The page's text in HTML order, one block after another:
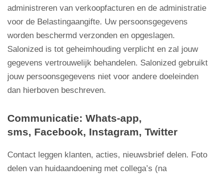
administreren van verkoopfacturen en de administratie
voor de Belastingaangifte. Uw persoonsgegevens
worden beschermd verzonden en opgeslagen.
Salonized is tot geheimhouding verplicht en zal jouw
gegevens vertrouwelijk behandelen. Salonized gebruikt
jouw persoonsgegevens niet voor andere doeleinden
dan hierboven beschreven.
Communicatie: Whats-app,
sms, Facebook, Instagram, Twitter
Contact leggen klanten, acties, nieuwsbrief delen. Foto
delen van huidaandoening met collega’s (na